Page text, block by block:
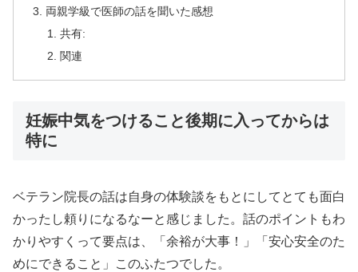
両親学級で医師の話を聞いた感想
共有:
関連
妊娠中気をつけること後期に入ってからは
特に
ベテラン院長の話は自身の体験談をもとにしてとても面白
かったし頼りになるなーと感じました。話のポイントもわ
かりやすくって要点は、「余裕が大事！」「安心安全のた
めにできること」このふたつでした。